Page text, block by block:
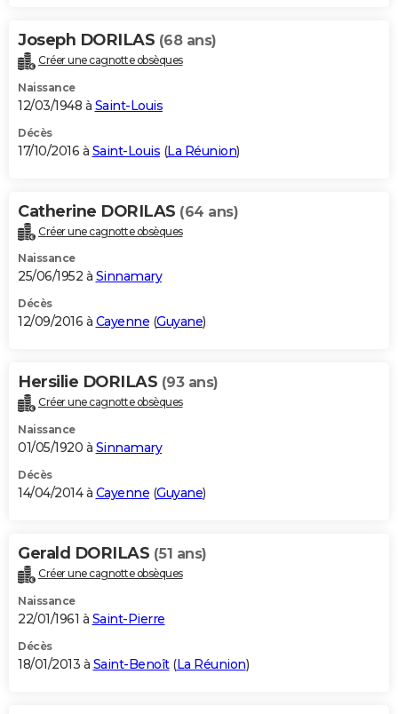
Joseph DORILAS (68 ans)
Créer une cagnotte obsèques
Naissance
12/03/1948 à Saint-Louis
Décès
17/10/2016 à Saint-Louis (La Réunion)
Catherine DORILAS (64 ans)
Créer une cagnotte obsèques
Naissance
25/06/1952 à Sinnamary
Décès
12/09/2016 à Cayenne (Guyane)
Hersilie DORILAS (93 ans)
Créer une cagnotte obsèques
Naissance
01/05/1920 à Sinnamary
Décès
14/04/2014 à Cayenne (Guyane)
Gerald DORILAS (51 ans)
Créer une cagnotte obsèques
Naissance
22/01/1961 à Saint-Pierre
Décès
18/01/2013 à Saint-Benoît(La Réunion)